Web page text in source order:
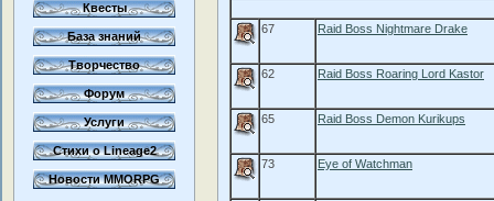
Квесты
База знаний
Творчество
Форум
Услуги
Стихи о Lineage2
Новости MMORPG
67 Raid Boss Nightmare Drake
62 Raid Boss Roaring Lord Kastor
65 Raid Boss Demon Kurikups
73 Eye of Watchman